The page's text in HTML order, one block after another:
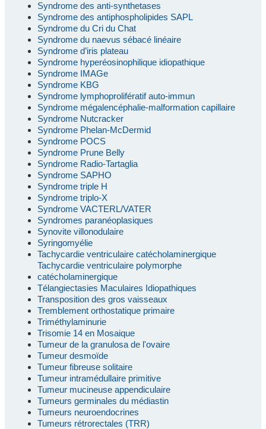
Syndrome des anti-synthetases
Syndrome des antiphospholipides SAPL
Syndrome du Cri du Chat
Syndrome du naevus sébacé linéaire
Syndrome d’iris plateau
Syndrome hyperéosinophilique idiopathique
Syndrome IMAGe
Syndrome KBG
Syndrome lymphoprolifératif auto-immun
Syndrome mégalencéphalie-malformation capillaire
Syndrome Nutcracker
Syndrome Phelan-McDermid
Syndrome POCS
Syndrome Prune Belly
Syndrome Radio-Tartaglia
Syndrome SAPHO
Syndrome triple H
Syndrome triplo-X
Syndrome VACTERL/VATER
Syndromes paranéoplasiques
Synovite villonodulaire
Syringomyélie
Tachycardie ventriculaire catécholaminergique
Tachycardie ventriculaire polymorphe
catécholaminergique
Télangiectasies Maculaires Idiopathiques
Transposition des gros vaisseaux
Tremblement orthostatique primaire
Triméthylaminurie
Trisomie 14 en Mosaique
Tumeur de la granulosa de l'ovaire
Tumeur desmoïde
Tumeur fibreuse solitaire
Tumeur intramédullaire primitive
Tumeur mucineuse appendiculaire
Tumeurs germinales du médiastin
Tumeurs neuroendocrines
Tumeurs rétrorectales (TRR)